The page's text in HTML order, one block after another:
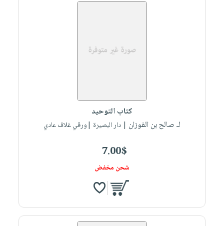
كتاب التوحيد
لـ صالح بن الفوزان | دار البصيرة |ورقي غلاف عادي
7.00$
شحن مخفض